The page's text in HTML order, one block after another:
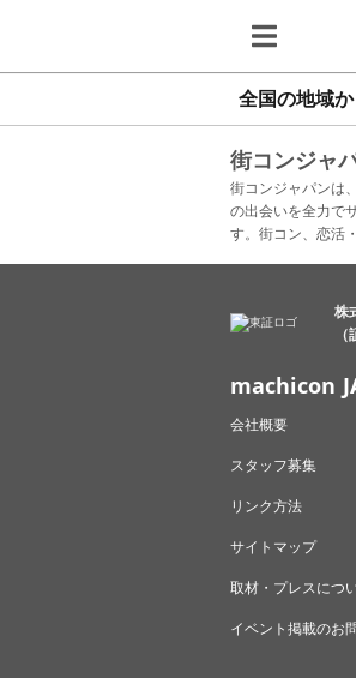
全国の地域
街コンジャ
街コンジャパンは
の出会いを全力で
す。街コン、恋活
株
machicon
会社概要
スタッフ募集
リンク方法
サイトマップ
取材・プレスにつ
イベント掲載のお